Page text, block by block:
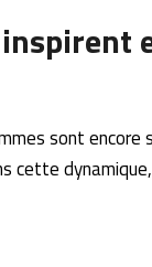
sont
cette